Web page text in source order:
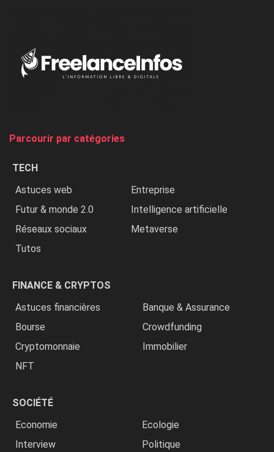
Nigeria,
Parcourir par catégories
TECH
Astuces web
Entreprise
Futur & monde 2.0
Intelligence artificielle
Réseaux sociaux
Metaverse
Tutos
FINANCE & CRYPTOS
Astuces financières
Banque & Assurance
Bourse
Crowdfunding
Cryptomonnaie
Immobilier
NFT
SOCIÉTÉ
Economie
Ecologie
Interview
Politique